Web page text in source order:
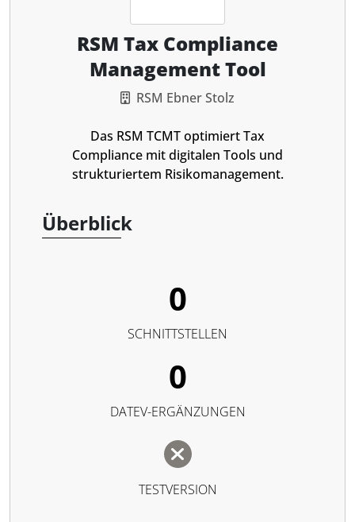
RSM Tax Compliance
Management Tool
RSM Ebner Stolz
Das RSM TCMT optimiert Tax
Compliance mit digitalen Tools und
strukturiertem Risikomanagement.
Überblick
0
SCHNITTSTELLEN
0
DATEV-ERGÄNZUNGEN
TESTVERSION